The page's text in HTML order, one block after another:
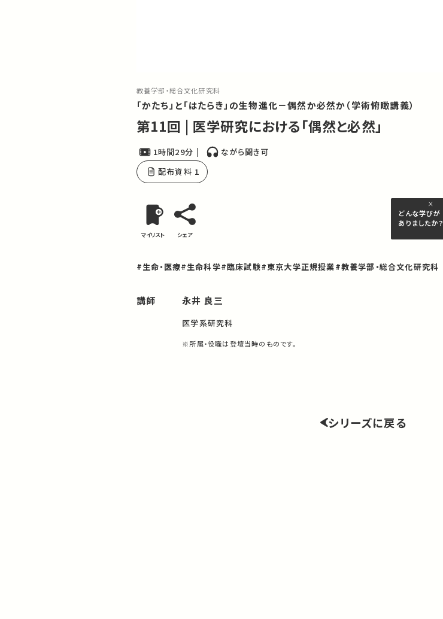
教養学部・総合文化研究科
「かたち」と「はたらき」の生物進化－偶然か必然か（学術俯瞰講義）
第11回 | 医学研究における「偶然と必然」
1時間29分
ながら聞き可
配布資料 1
マイリスト シェア
どんな学びが
ありましたか？
#生命・医療#生命科学#臨床試験#東京大学正規授業#教養学部・総合文化研究科
講師 永井 良三
医学系研究科
※所属・役職は登壇当時のものです。
シリーズに戻る